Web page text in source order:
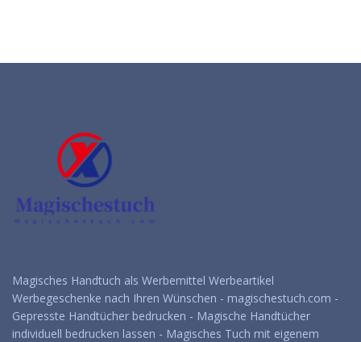
Magisches Handtuch als Werbemittel Werbeartikel
Werbegeschenke nach Ihren Wünschen - magischestuch.com -
Gepresste Handtücher bedrucken - Magische Handtücher
individuell bedrucken lassen - Magisches Tuch mit eigenem